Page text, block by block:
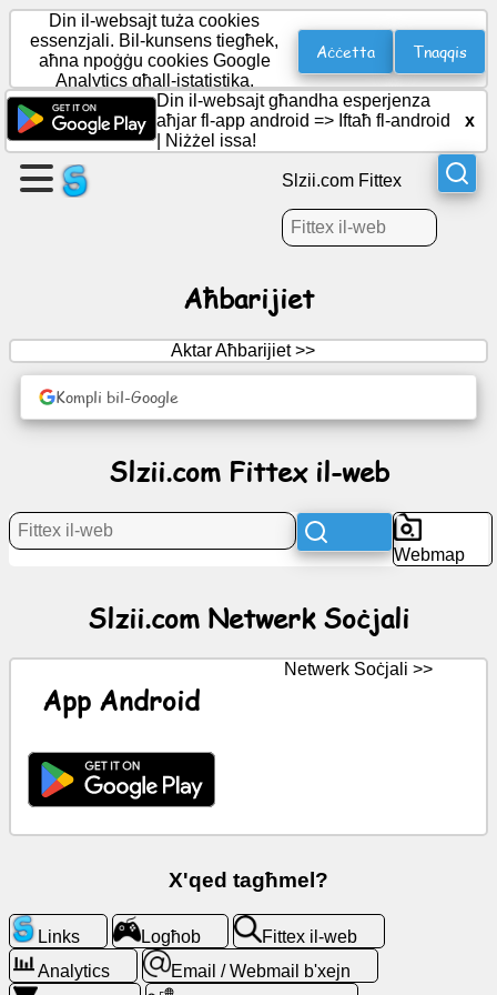
Oħloq
paġna
Oħloq
grupp
Divertiment
Aħbarijiet
Kuntatti
Logħob
il-
web
Din il-websajt tuża cookies
essenzjali. Bil-kunsens tiegħek,
aħna npoġġu cookies Google
Analytics għall-istatistika.
Aċċetta Tnaqqis
Din il-websajt għandha esperjenza
aħjar fl-app android => Iftaħ fl-android
Niżżel issa!
x
Slzii.com Fittex
Aħbarijiet
Aktar Aħbarijiet >>
Kompli bil-Google
Slzii.com Fittex il-web
Webmap
Slzii.com Netwerk Soċjali
App Android
Netwerk Soċjali >>
X'qed tagħmel?
Links Logħob
Fittex il-web
Analytics
Email / Webmail b'xejn